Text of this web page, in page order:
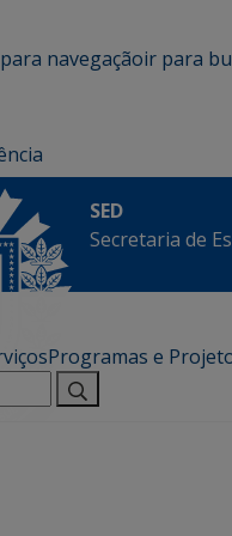
navegaçãoir para
SED
Secretaria de
Programas e